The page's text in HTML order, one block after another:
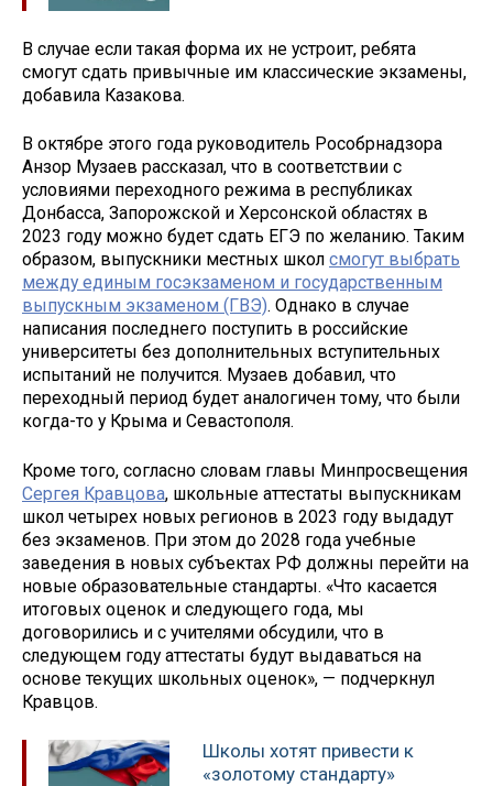
В случае если такая форма их не устроит, ребята
смогут сдать привычные им классические экзамены,
добавила Казакова.
В октябре этого года руководитель Рособрнадзора
Анзор Музаев рассказал, что в соответствии с
условиями переходного режима в республиках
Донбасса, Запорожской и Херсонской областях в
2023 году можно будет сдать ЕГЭ по желанию. Таким
образом, выпускники местных школ смогут выбрать
между единым госэкзаменом и государственным
выпускным экзаменом (ГВЭ). Однако в случае
написания последнего поступить в российские
университеты без дополнительных вступительных
испытаний не получится. Музаев добавил, что
переходный период будет аналогичен тому, что были
когда-то у Крыма и Севастополя.
Кроме того, согласно словам главы Минпросвещения
Сергея Кравцова, школьные аттестаты выпускникам
школ четырех новых регионов в 2023 году выдадут
без экзаменов. При этом до 2028 года учебные
заведения в новых субъектах РФ должны перейти на
новые образовательные стандарты. «Что касается
итоговых оценок и следующего года, мы
договорились и с учителями обсудили, что в
следующем году аттестаты будут выдаваться на
основе текущих школьных оценок», — подчеркнул
Кравцов.
Школы хотят привести к
«золотому стандарту»